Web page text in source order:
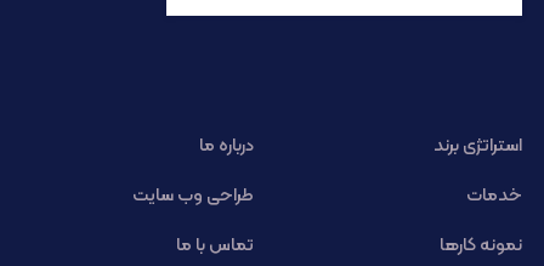
استراتژی برند
درباره ما
خدمات
طراحی وب سایت
نمونه کارها
تماس با ما